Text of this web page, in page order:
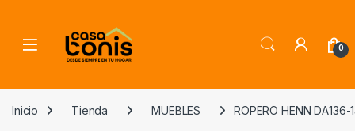
0
Inicio Tienda MUEBLES ROPERO HENN